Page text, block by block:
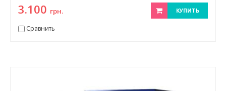
3.100 грн. КУПИТЬ
Сравнить